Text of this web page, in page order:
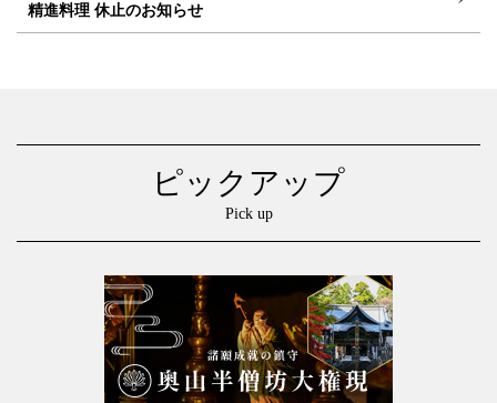
精進料理 休止のお知らせ
ピックアップ
Pick up